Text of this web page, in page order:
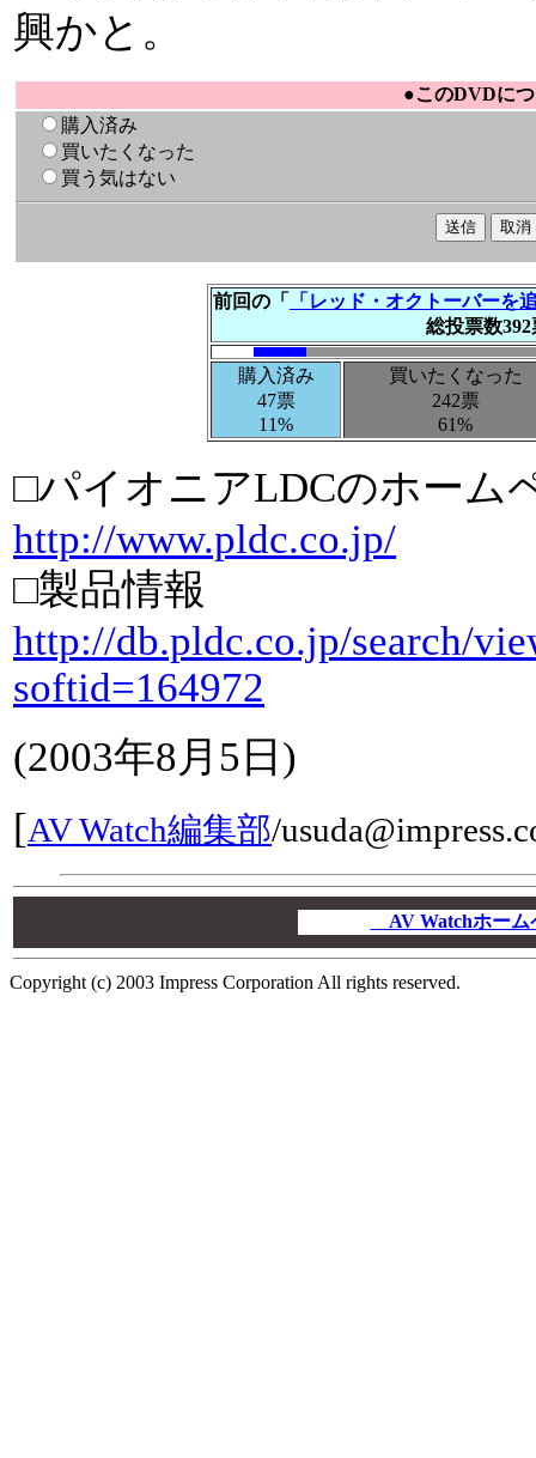
興かと。
●このDVDに
購入済み
買いたくなった
買う気はない
前回の「
「レッド・オクトーバーを
総投票数392
購入済み
47票
11%
買いたくなった
242票
61%
□パイオニアLDCのホーム
http://www.pldc.co.jp/
□製品情報
http://db.pldc.co.jp/search/
softid=164972
(2003年8月5日 )
[AV Watch編集部/
AV Watchホー
Copyright (c) 2003 Impress Corporation All rights reserved.